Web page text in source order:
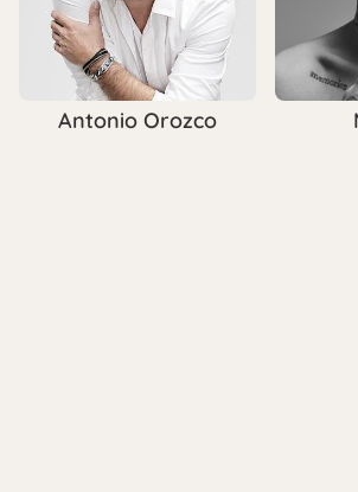
Antonio Orozco